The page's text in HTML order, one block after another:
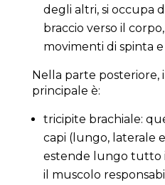
degli altri, si occupa
braccio verso il
movimenti di spinta
Nella parte posteriore,
principale è:
tricipite brachiale:
capi (lungo, laterale
estende lungo tutto
il muscolo